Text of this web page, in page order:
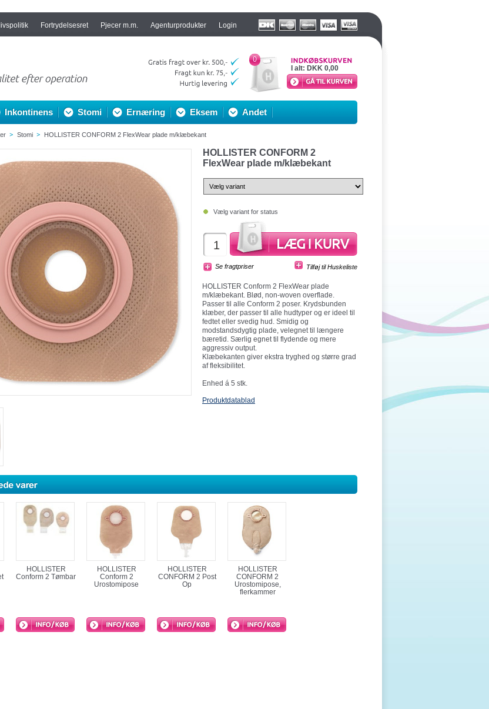
Fortrydelsesret Pjecer m.m. Agenturprodukter Login
Inkontinens Stomi Ernæring Eksem Andet
0
I alt: DKK 0,00
Stomi HOLLISTER CONFORM 2 FlexWear plade m/klæbekant
HOLLISTER CONFORM 2
FlexWear plade m/klæbekant
Vælg variant for status
Se fragtpriser
HOLLISTER Conform 2 FlexWear plade
m/klæbekant. Blød, non-woven overflade.
Passer til alle Conform 2 poser. Krydsbunden
klæber, der passer til alle hudtyper og er ideel til
fedtet eller svedig hud. Smidig og
modstandsdygtig plade, velegnet til længere
bæretid. Særlig egnet til flydende og mere
aggressiv output.
Klæbekanten giver ekstra tryghed og større grad
af fleksibilitet.
Enhed á 5 stk.
Produktdatablad
HOLLISTER
Conform 2 Tømbar
HOLLISTER
Conform 2
Urostomipose
HOLLISTER
CONFORM 2 Post
Op
HOLLISTER
CONFORM 2
Urostomipose,
flerkammer